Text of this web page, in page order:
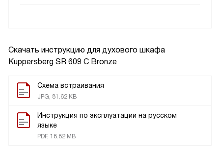
Скачать инструкцию для духового шкафа
Kuppersberg SR 609 C Bronze
Схема встраивания
JPG, 81.62 KB
Инструкция по эксплуатации на русском
языке
PDF, 18.82 MB